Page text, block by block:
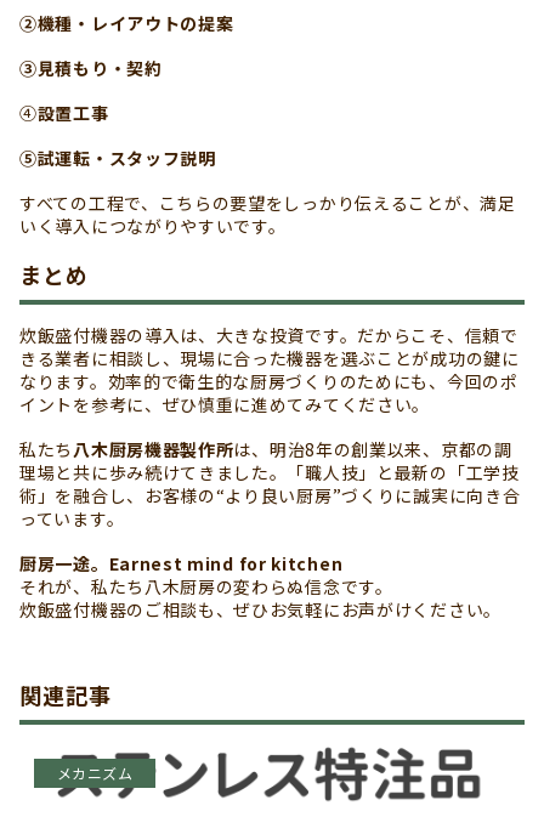
②機種・レイアウトの提案
③見積もり・契約
④設置工事
⑤試運転・スタッフ説明
すべての工程で、こちらの要望をしっかり伝えることが、満足
いく導入につながりやすいです。
まとめ
炊飯盛付機器の導入は、大きな投資です。だからこそ、信頼で
きる業者に相談し、現場に合った機器を選ぶことが成功の鍵に
なります。効率的で衛生的な厨房づくりのためにも、今回のポ
イントを参考に、ぜひ慎重に進めてみてください。
私たち 八木厨房機器製作所は、明治8年の創業以来、京都の調
理場と共に歩み続けてきました。「職人技」と最新の「工学技
術」を融合し、お客様の“より良い厨房”づくりに誠実に向き合
っています。
厨房一途。Earnest mind for kitchen
それが、私たち八木厨房の変わらぬ信念です。
炊飯盛付機器のご相談も、ぜひお気軽にお声がけください。
関連記事
メカニズム